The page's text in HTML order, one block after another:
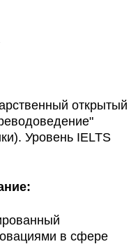
открытый
Уровень IELTS
в сфере